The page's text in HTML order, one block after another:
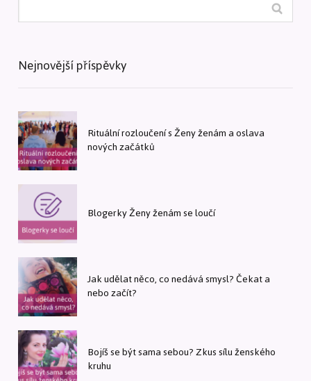
Nejnovější příspěvky
Rituální rozloučení s Ženy ženám a oslava
nových začátků
Blogerky Ženy ženám se loučí
Jak udělat něco, co nedává smysl? Čekat a
nebo začít?
Bojíš se být sama sebou? Zkus sílu ženského
kruhu